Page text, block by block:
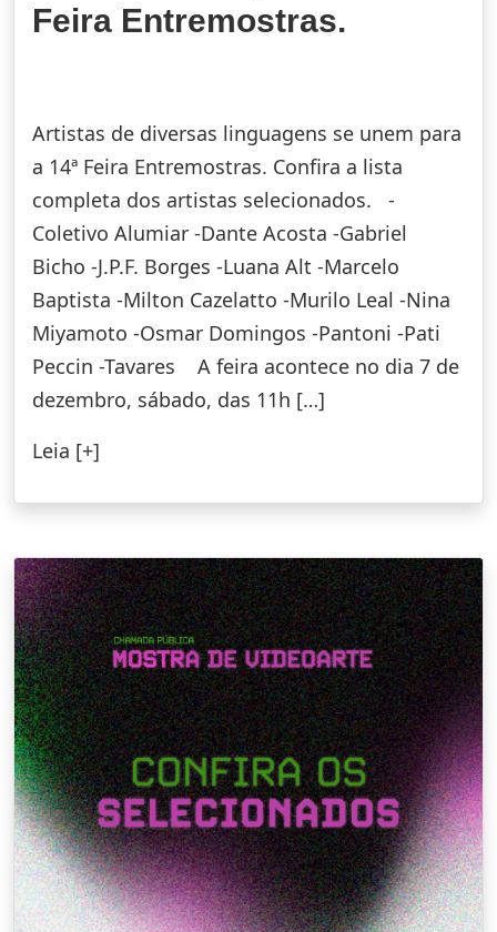
Feira Entremostras.
Artistas de diversas linguagens se unem para
a 14ª Feira Entremostras. Confira a lista
completa dos artistas selecionados. -
Coletivo Alumiar -Dante Acosta -Gabriel
Bicho -J.P.F. Borges -Luana Alt -Marcelo
Baptista -Milton Cazelatto -Murilo Leal -Nina
Miyamoto -Osmar Domingos -Pantoni -Pati
Peccin -Tavares A feira acontece no dia 7 de
dezembro, sábado, das 11h […]
Leia [+]